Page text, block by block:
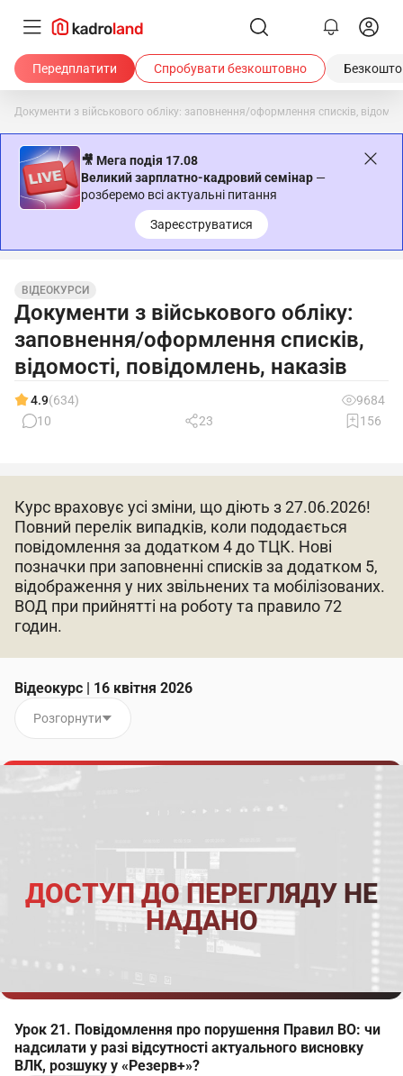
Передплатити Спробувати безкоштовно
Документи з військового обліку: заповнення/оформлення списків,
🎥 Мега подія 17.08
Великий зарплатно-кадровий семінар —
розберемо всі актуальні питання
Зареєструватися
ВІДЕОКУРСИ
Документи з військового обліку:
заповнення/оформлення списків,
відомості, повідомлень, наказів
4.9(634)
9684
10
23 156
Курс враховує усі зміни, що діють з 27.06.2026!
Повний перелік випадків, коли пододається
повідомлення за додатком 4 до ТЦК. Нові
позначки при заповненні списків за додатком 5,
відображення у них звільнених та мобілізованих.
ВОД при прийнятті на роботу та правило 72
годин.
Відеокурс | 16 квітня 2026
Розгорнути
ДОСТУП ДО ПЕРЕГЛЯДУ НЕ
НАДАНО
Урок 21. Повідомлення про порушення Правил ВО: чи
надсилати у разі відсутності актуального висновку
ВЛК, розшуку у «Резерв+»?